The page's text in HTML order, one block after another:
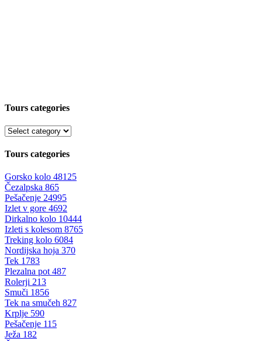
Tours categories
Tours categories
Gorsko kolo 48125
Čezalpska 865
Pešačenje 24995
Izlet v gore 4692
Dirkalno kolo 10444
Izleti s kolesom 8765
Treking kolo 6084
Nordijska hoja 370
Tek 1783
Plezalna pot 487
Rolerji 213
Smuči 1856
Tek na smučeh 827
Krplje 590
Pešačenje 115
Ježa 182